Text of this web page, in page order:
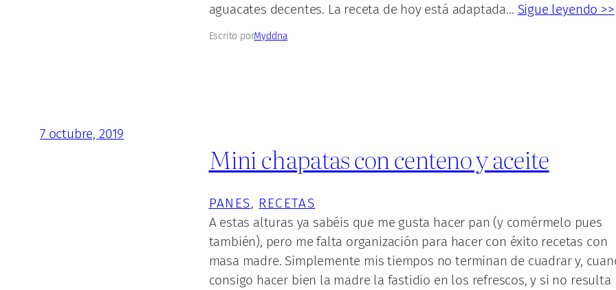
aguacates decentes. La receta de hoy está adaptada… Sigue leyendo >>
Escrito porMyddna
7 octubre, 2019
Mini chapatas con centeno y aceite
PANES, RECETAS
A estas alturas ya sabéis que me gusta hacer pan (y comérmelo pues
también), pero me falta organización para hacer con éxito recetas con
masa madre. Simplemente mis tiempos no terminan de cuadrar y,
consigo hacer bien la madre la fastidio en los refrescos, y si no resulta